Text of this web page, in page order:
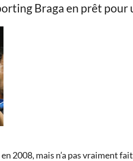
Braga en prêt pour
2008, mais n’a pas vraiment